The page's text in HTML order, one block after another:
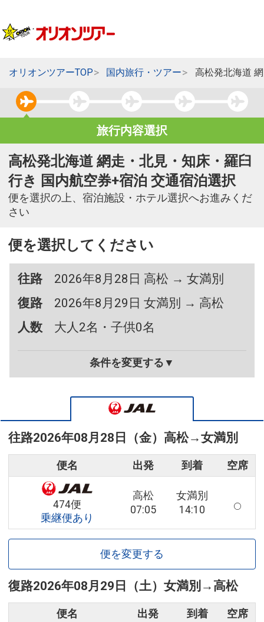
オリオンツアーTOP 国内旅行・ツアー 高松発北海道
旅行内容選択
高松発北海道 網走・北見・知床・羅臼
行き 国内航空券+宿泊 交通宿泊選択
便を選択の上、宿泊施設・ホテル選択へお進みくだ
さい
便を選択してください
往路
2026年8月28日 高松 → 女満別
復路
2026年8月29日 女満別 → 高松
人数
大人2名・子供0名
条件を変更する▼
往路2026年08月28日（金） 高松→女満別
便名 出発 到着 空席
474便
乗継便あり
高松
07:05
女満別
14:10
便を変更する
復路2026年08月29日（土） 女満別 → 高松
便名 出発 到着 空席